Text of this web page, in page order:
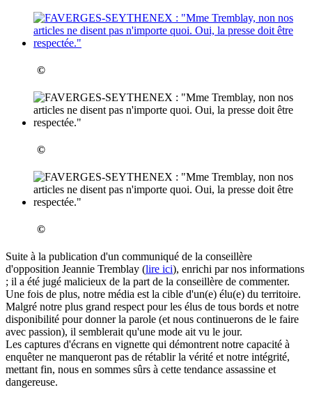
©
©
©
Suite à la publication d'un communiqué de la conseillère
d'opposition Jeannie Tremblay (lire ici), enrichi par nos informations
; il a été jugé malicieux de la part de la conseillère de commenter.
Une fois de plus, notre média est la cible d'un(e) élu(e) du territoire.
Malgré notre plus grand respect pour les élus de tous bords et notre
disponibilité pour donner la parole (et nous continuerons de le faire
avec passion), il semblerait qu'une mode ait vu le jour.
Les captures d'écrans en vignette qui démontrent notre capacité à
enquêter ne manqueront pas de rétablir la vérité et notre intégrité,
mettant fin, nous en sommes sûrs à cette tendance assassine et
dangereuse.